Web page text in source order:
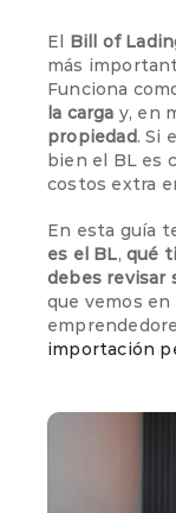
El Bill of
más
Funciona
la carga y, en
propiedad. Si
bien el BL es
costos extra
En esta guía
es el BL,qué
debes revisar
que vemos en
importación